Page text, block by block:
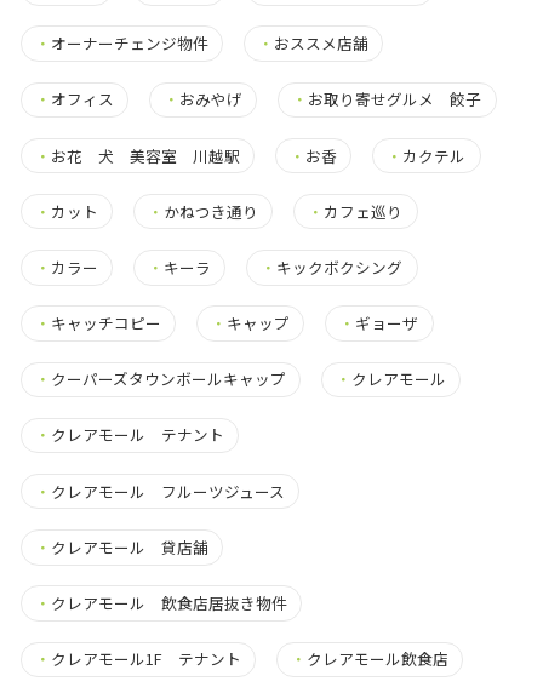
・ オーナーチェンジ物件 ・ おススメ店舗
・ オフィス ・ おみやげ ・ お取り寄せグルメ 餃子
・ お花 犬 美容室 川越駅 ・ お香 ・ カクテル
・ カット ・ かねつき通り ・ カフェ巡り
・ カラー ・ キーラ ・ キックボクシング
・ キャッチコピー ・ キャップ ・ ギョーザ
・ クーパーズタウンボールキャップ ・ クレアモール
・ クレアモール テナント
・ クレアモール フルーツジュース
・ クレアモール 貸店舗
・ クレアモール 飲食店居抜き物件
・ クレアモール1F テナント ・ クレアモール飲食店